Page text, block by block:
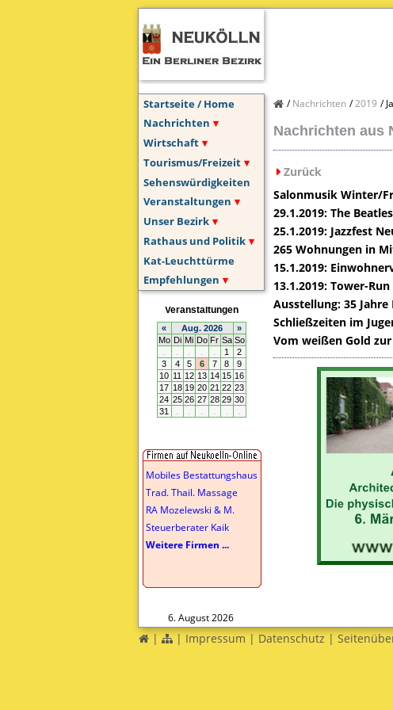
Startseite / Home
Nachrichten
Wirtschaft
Tourismus/Freizeit
Sehenswürdigkeiten
Veranstaltungen
Unser Bezirk
Rathaus und Politik
Kat-Leuchttürme
Empfehlungen
Mobiles Bestattungshaus
Trad. Thail. Massage
RA Mozelewski & M.
Steuerberater Kaik
Weitere Firmen ...
6. August 2026
Nachrichten 2019
Nachrichten aus
Zurück
Salonmusik Winter/
29.1.2019: The
25.1.2019: Jazzfest
265 Wohnungen in
15.1.2019:
13.1.2019: Tower-
Ausstellung: 35
Schließzeiten im
Vom weißen Gold
| | Impressum | Datenschutz |